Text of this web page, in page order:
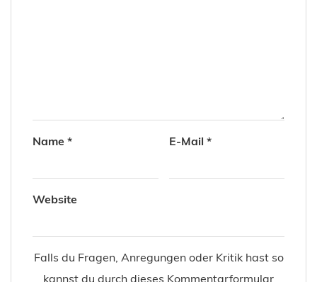
Name * E-Mail *
Website
Falls du Fragen, Anregungen oder Kritik hast so
kannst du durch dieses Kommentarformular